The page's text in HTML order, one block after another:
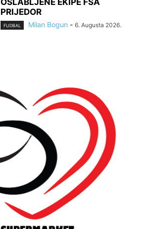
OSLABLJENE EKIPE FSA
PRIJEDOR
FUDBAL Milan Bogun - 6. Augusta 2026.